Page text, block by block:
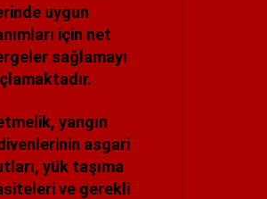
uygun
için net
sağlamayı
yangın
asgari
yük taşıma
ve gerekli